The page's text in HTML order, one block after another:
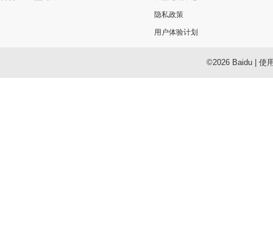
隐私政策
用户体验计划
©2026 Baidu| 使